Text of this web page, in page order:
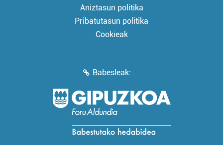
Aniztasun politika
Pribatutasun politika
Cookieak
Babesleak: